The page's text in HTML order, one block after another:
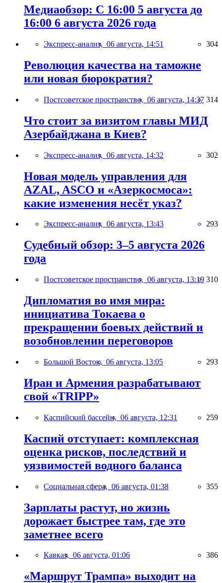
Медиаобзор: С 16:00 5 августа до
16:00 6 августа 2026 года
Экспресс-анализ, 06 августа, 14:51 304
Революция качества на таможне
или новая бюрократия?
Постсоветское пространство, 06 августа, 14:37 314
Что стоит за визитом главы МИД
Азербайджана в Киев?
Экспресс-анализ, 06 августа, 14:32 302
Новая модель управления для
AZAL, ASCO и «Азеркосмоса»:
какие изменения несёт указ?
Экспресс-анализ, 06 августа, 13:43 293
Судебный обзор: 3–5 августа 2026
года
Постсоветское пространство, 06 августа, 13:19 310
Дипломатия во имя мира:
инициатива Токаева о
прекращении боевых действий и
возобновлении переговоров
Большой Восток, 06 августа, 13:05 293
Иран и Армения разрабатывают
свой «TRIPP»
Каспийский бассейн, 06 августа, 12:31 259
Каспий отступает: комплексная
оценка рисков, последствий и
уязвимостей водного баланса
Социальная сфера, 06 августа, 01:38 355
Зарплаты растут, но жизнь
дорожает быстрее там, где это
заметнее всего
Кавказ, 06 августа, 01:06 386
«Маршрут Трампа» выходит на